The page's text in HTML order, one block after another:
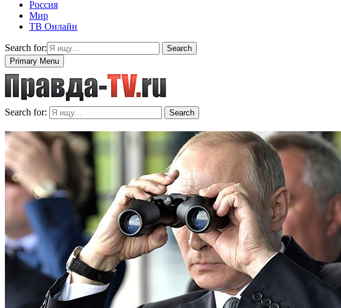
Россия
Мир
ТВ Онлайн
Search for:
Search
Primary Menu
Search for: Search